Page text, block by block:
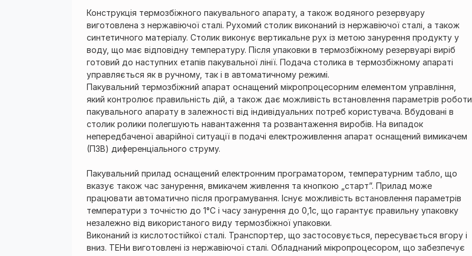
Конструкція термозбіжного пакувального апарату, а також водяного резервуару
виготовлена ​​з нержавіючої сталі. Рухомий столик виконаний із нержавіючої сталі, а також
синтетичного матеріалу. Столик виконує вертикальне рух із метою занурення продукту у
воду, що має відповідну температуру. Після упаковки в термозбіжному резервуарі виріб
готовий до наступних етапів пакувальної лінії. Подача столика в термозбіжному апараті
управляється як в ручному, так і в автоматичному режимі.
Пакувальний термозбіжний апарат оснащений мікропроцесорним елементом управління,
який контролює правильність дій, а також дає можливість встановлення параметрів роботи
пакувального апарату в залежності від індивідуальних потреб користувача. Вбудовані в
столик ролики полегшують навантаження та розвантаження виробів. На випадок
непередбаченої аварійної ситуації в подачі електроживлення апарат оснащений вимикачем
(ПЗВ) диференціального струму.
Пакувальний прилад оснащений електронним програматором, температурним табло, що
вказує також час занурення, вмикачем живлення та кнопкою „старт”. Прилад може
працювати автоматично після програмування. Існує можливість встановлення параметрів
температури з точністю до 1°С і часу занурення до 0,1с, що гарантує правильну упаковку
незалежно від використаного виду термозбіжної упаковки.
Виконаний із кислотостійкої сталі. Транспортер, що застосовується, пересувається вгору і
вниз. ТЕНи виготовлені із нержавіючої сталі. Обладнаний мікропроцесором, що забезпечує